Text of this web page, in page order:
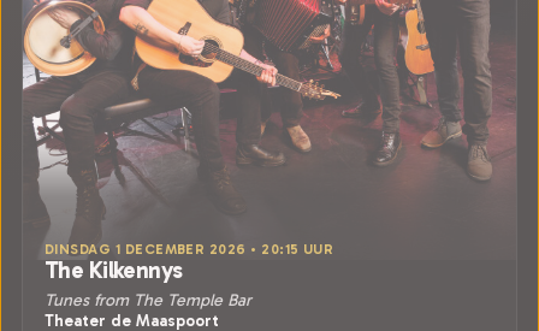
DINSDAG 1 DECEMBER 2026 • 20:15 UUR
The Kilkennys
Tunes from The Temple Bar
Theater de Maaspoort